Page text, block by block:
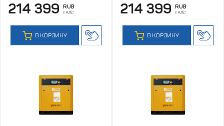
214 399 RUB
с НДС
В КОРЗИНУ
214 399 RUB
с НДС
В КОРЗИНУ